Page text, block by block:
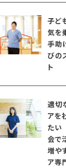
子ど
気を
手助
びの
ト
適切
アを
たい
会で
増や
ア専